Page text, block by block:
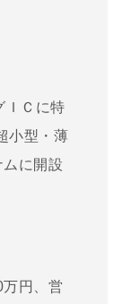
ＩＣに特
小型・薄
に開設
円、営